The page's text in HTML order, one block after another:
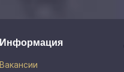
Информация
Вакансии